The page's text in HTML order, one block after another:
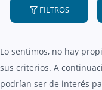
FILTROS
Lo sentimos, no hay
sus criterios. A
podrían ser de interés